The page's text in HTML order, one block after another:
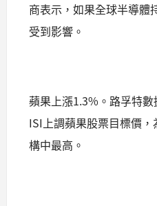
商表示，如果全球半導體
受到影響。
蘋果上漲1.3%。路孚特
ISI上調蘋果股票目標價
構中最高。